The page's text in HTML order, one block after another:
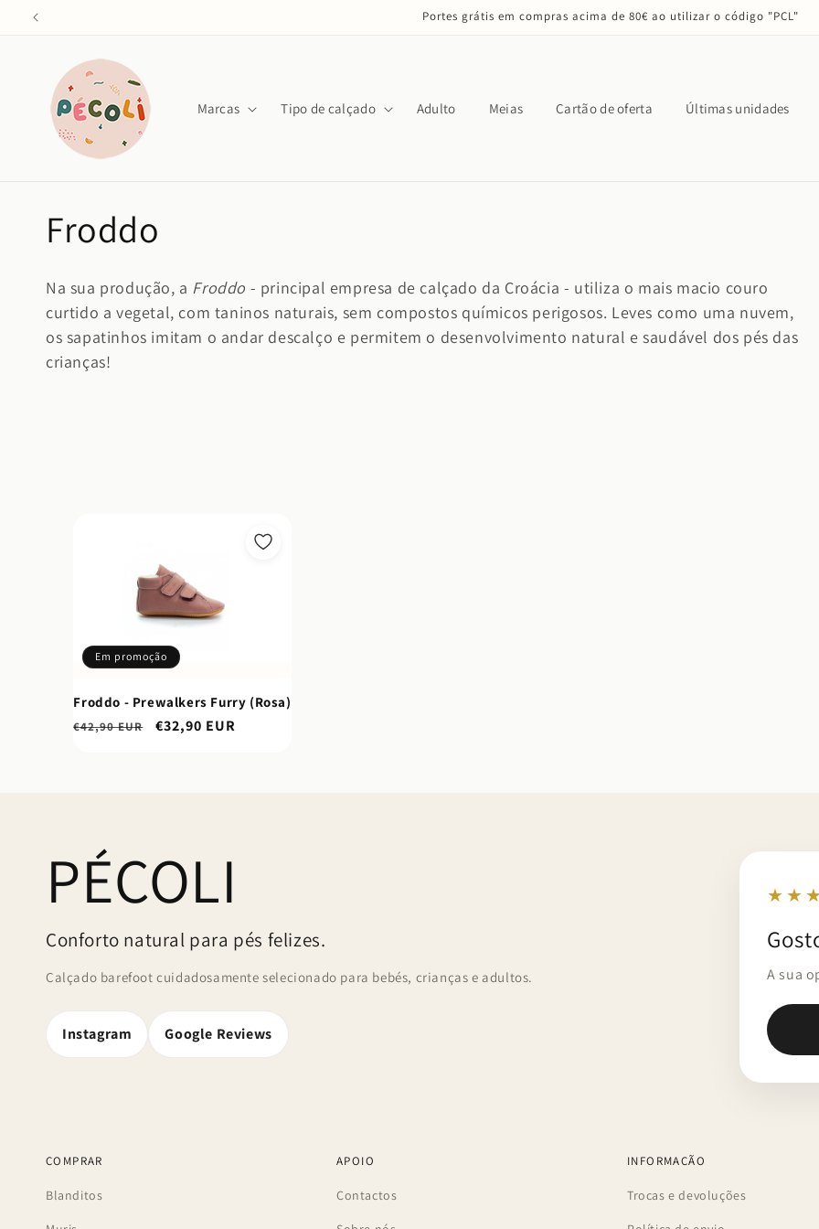
para o
Portes grátis em compras acima de 80€ ao utilizar o código "PCL"
Marcas Tipo de calçado Adulto Meias Cartão de oferta Últimas unidades
C
o
l
e
Froddo
Na sua produção, a Froddo - principal empresa de calçado da Croácia - utiliza o mais macio couro
curtido a vegetal, com taninos naturais, sem compostos químicos perigosos. Leves como uma nuvem,
os sapatinhos imitam o andar descalço e permitem o desenvolvimento natural e saudável dos pés das
crianças!
Em promoção
Froddo - Prewalkers Furry (Rosa)
Preço
€42,90 EUR
Preço
€32,90 EUR
PÉCOLI
Conforto natural para pés felizes.
Calçado barefoot cuidadosamente selecionado para bebés, crianças e adultos.
Instagram Google Reviews
A sua
COMPRAR
Blanditos
APOIO
Contactos
INFORMAÇÃO
Trocas e devoluções